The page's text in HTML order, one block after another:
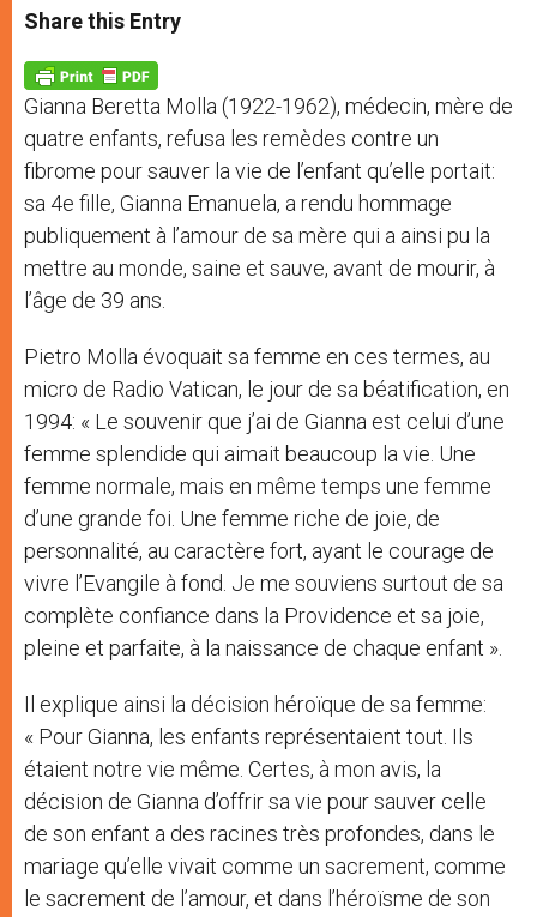
t
s
p
p
s
e
g
e
r
e
b
o
k
Share this Entry
Gianna Beretta Molla (1922-1962), médecin, mère de
quatre enfants, refusa les remèdes contre un
fibrome pour sauver la vie de l’enfant qu’elle portait:
sa 4e fille, Gianna Emanuela, a rendu hommage
publiquement à l’amour de sa mère qui a ainsi pu la
mettre au monde, saine et sauve, avant de mourir, à
l’âge de 39 ans.
Pietro Molla évoquait sa femme en ces termes, au
micro de Radio Vatican, le jour de sa béatification, en
1994: « Le souvenir que j’ai de Gianna est celui d’une
femme splendide qui aimait beaucoup la vie. Une
femme normale, mais en même temps une femme
d’une grande foi. Une femme riche de joie, de
personnalité, au caractère fort, ayant le courage de
vivre l’Evangile à fond. Je me souviens surtout de sa
complète confiance dans la Providence et sa joie,
pleine et parfaite, à la naissance de chaque enfant ».
Il explique ainsi la décision héroïque de sa femme:
« Pour Gianna, les enfants représentaient tout. Ils
étaient notre vie même. Certes, à mon avis, la
décision de Gianna d’offrir sa vie pour sauver celle
de son enfant a des racines très profondes, dans le
mariage qu’elle vivait comme un sacrement, comme
le sacrement de l’amour, et dans l’héroïsme de son